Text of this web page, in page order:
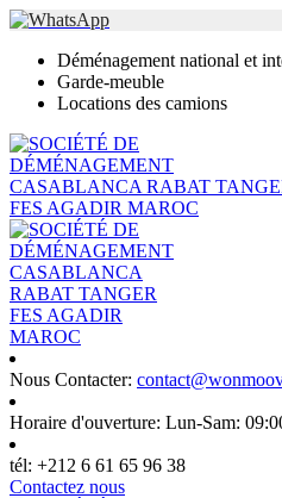
Déménagement national et
Garde-meuble
Locations des camions
Nous Contacter:
Horaire d'ouverture: Lun-Sam:
tél: +212 6 61 65 96 38
Contactez nous